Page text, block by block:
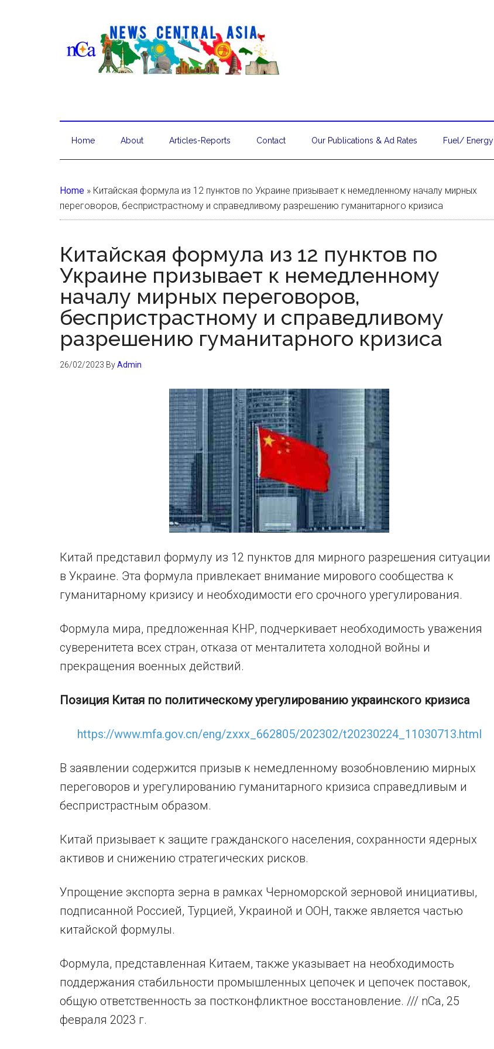
Home About Articles-Reports Contact Our Publications & Ad Rates Fuel/ Energy
Home » Китайская формула из 12 пунктов по Украине призывает к немедленному началу мирных
переговоров, беспристрастному и справедливому разрешению гуманитарного кризиса
Китайская формула из 12 пунктов по
Украине призывает к немедленному
началу мирных переговоров,
беспристрастному и справедливому
разрешению гуманитарного кризиса
26/02/2023 ByAdmin
Китай представил формулу из 12 пунктов для мирного разрешения ситуации
в Украине. Эта формула привлекает внимание мирового сообщества к
гуманитарному кризису и необходимости его срочного урегулирования.
Формула мира, предложенная КНР, подчеркивает необходимость уважения
суверенитета всех стран, отказа от менталитета холодной войны и
прекращения военных действий.
Позиция Китая по политическому урегулированию украинского кризиса
https://www.mfa.gov.cn/eng/zxxx_662805/202302/t20230224_11030713.html
В заявлении содержится призыв к немедленному возобновлению мирных
переговоров и урегулированию гуманитарного кризиса справедливым и
беспристрастным образом.
Китай призывает к защите гражданского населения, сохранности ядерных
активов и снижению стратегических рисков.
Упрощение экспорта зерна в рамках Черноморской зерновой инициативы,
подписанной Россией, Турцией, Украиной и ООН, также является частью
китайской формулы.
Формула, представленная Китаем, также указывает на необходимость
поддержания стабильности промышленных цепочек и цепочек поставок,
общую ответственность за постконфликтное восстановление. /// nCa, 25
февраля 2023 г.